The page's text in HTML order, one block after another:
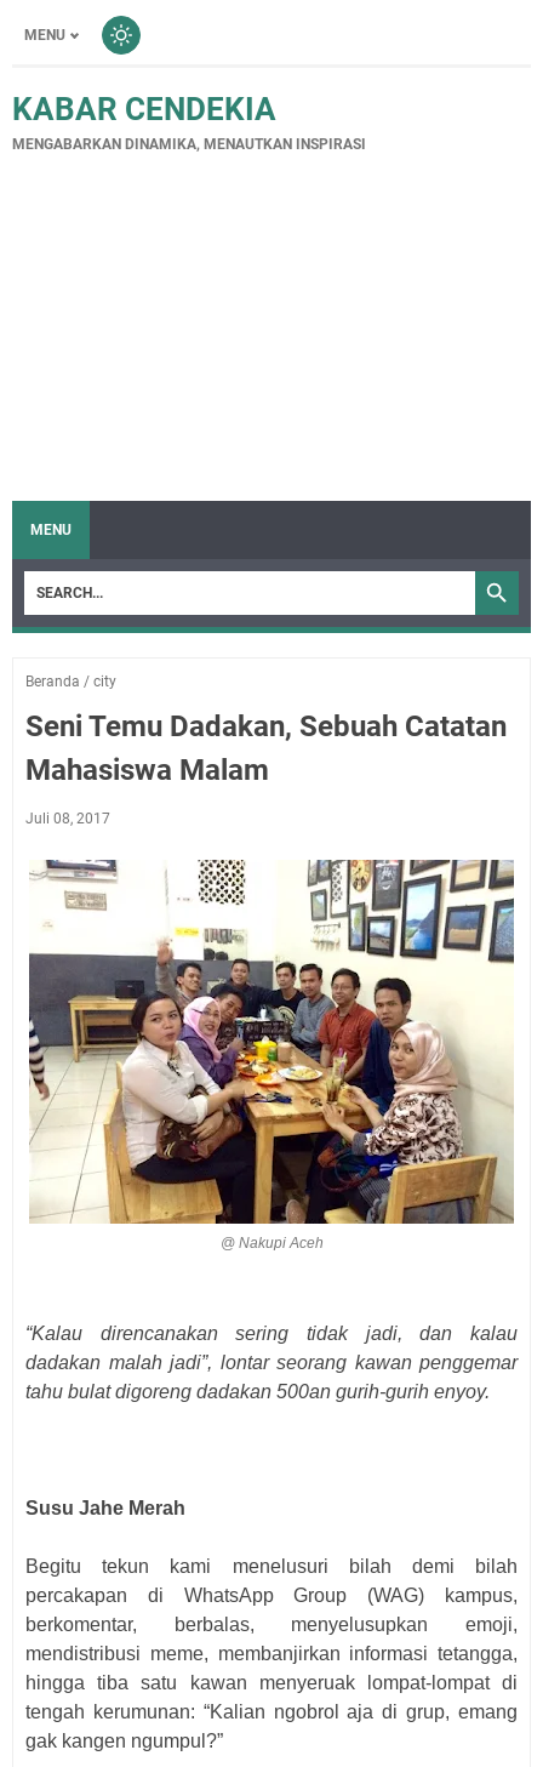
MENU
KABAR CENDEKIA
MENGABARKAN DINAMIKA, MENAUTKAN INSPIRASI
MENU
Beranda / city
Seni Temu Dadakan, Sebuah Catatan
Mahasiswa Malam
Juli 08, 2017
@ Nakupi Aceh
“Kalau direncanakan sering tidak jadi, dan kalau
dadakan malah jadi”, lontar seorang kawan penggemar
tahu bulat digoreng dadakan 500an gurih-gurih enyoy.
Susu Jahe Merah
Begitu tekun kami menelusuri bilah demi bilah
percakapan di WhatsApp Group (WAG) kampus,
berkomentar, berbalas, menyelusupkan emoji,
mendistribusi meme, membanjirkan informasi tetangga,
hingga tiba satu kawan menyeruak lompat-lompat di
tengah kerumunan: “Kalian ngobrol aja di grup, emang
gak kangen ngumpul?”